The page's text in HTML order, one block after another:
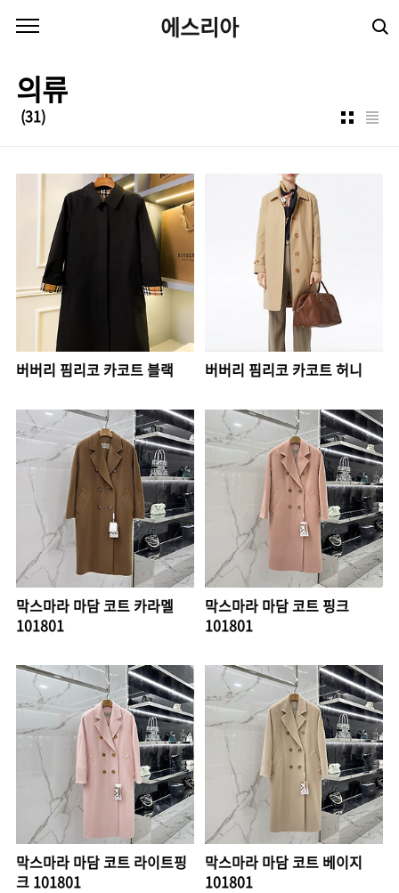
에스리아
의류
(31)
버버리 핌리코 카코트 블랙 버버리 핌리코 카코트 허니
막스마라 마담 코트 카라멜
101801
막스마라 마담 코트 핑크
101801
막스마라 마담 코트 라이트핑
크 101801
막스마라 마담 코트 베이지
101801